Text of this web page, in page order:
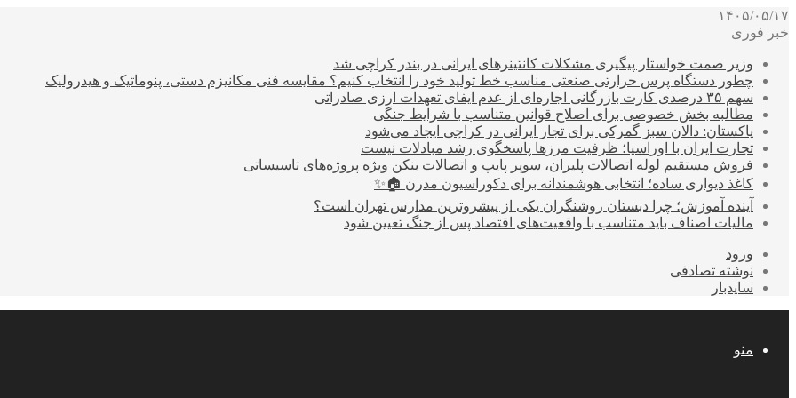
۱۴۰۵/۰۵/۱۷
خبر فوری
وزیر صمت خواستار پیگیری مشکلات کانتینرهای ایرانی در بندر کراچی شد
چطور دستگاه پرس حرارتی صنعتی مناسب خط تولید خود را انتخاب کنیم؟ مقایسه فنی مکانیزم دستی، پنوماتیک و هیدرولیک
سهم ۳۵ درصدی کارت بازرگانی اجاره‌ای از عدم ایفای تعهدات ارزی صادراتی
مطالبه بخش خصوصی برای اصلاح قوانین متناسب با شرایط جنگی
پاکستان: دالان سبز گمرکی برای تجار ایرانی در کراچی ایجاد می‌شود
تجارت ایران با اوراسیا؛ ظرفیت مرزها پاسخگوی رشد مبادلات نیست
فروش مستقیم لوله اتصالات پلیران، سوپر پایپ و اتصالات بنکن ویژه پروژه‌های تاسیساتی
کاغذ دیواری ساده؛ انتخابی هوشمندانه برای دکوراسیون مدرن 🏠✨
آینده آموزش؛ چرا دبستان روشنگران یکی از پیشروترین مدارس تهران است؟
مالیات اصناف باید متناسب با واقعیت‌های اقتصاد پس از جنگ تعیین شود
ورود
نوشته تصادفی
سایدبار
منو